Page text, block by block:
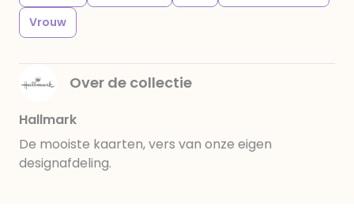
Vrouw
Over de collectie
Hallmark
De mooiste kaarten, vers van onze eigen
designafdeling.